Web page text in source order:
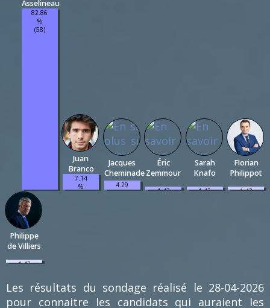
Asselineau
82.86
%
(58)
Juan
Branco
7.14
%
Jacques
Cheminade
4.29
%
Éric
Zemmour
1.43
Sarah
Knafo
1.43
Florian
Philippot
1.43
Philippe
de Villiers
1.43
Les résultats du sondage réalisé le 28-04-2026
pour connaitre les candidats qui auraient les